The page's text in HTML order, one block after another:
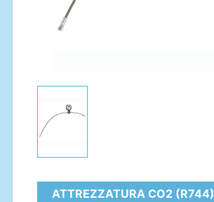
ATTREZZATURA CO2 (R744)